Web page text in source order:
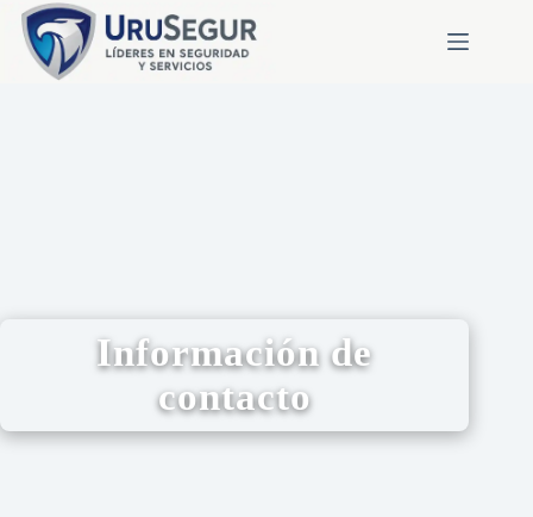
Información de
contacto